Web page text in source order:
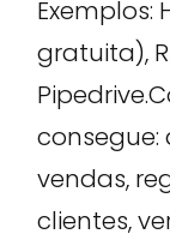
Exemplos:
gratuita),
vendas,
clientes,